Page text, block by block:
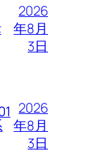
2026
年8月
3日
2026
年8月
3日